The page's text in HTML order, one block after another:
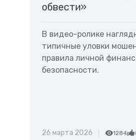
обвести»
В видео-ролике
типичные уловки
правила личной
безопасности.
26 марта 2026 1284